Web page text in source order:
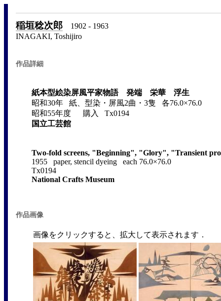
稲垣稔次郎 1902 - 1963
INAGAKI, Toshijiro
作品詳細
紙本型絵染屏風平家物語 発端 栄華 浮生
昭和30年 紙、型染・屏風2曲・3隻 各76.0×76.0
昭和55年度 購入 Tx0194
国立工芸館
Two-fold screens, "Beginning", "Glory", "Transient
1955 paper, stencil dyeing each 76.0×76.0
Tx0194
National Crafts Museum
作品画像
画像をクリックすると、拡大して表示されます．